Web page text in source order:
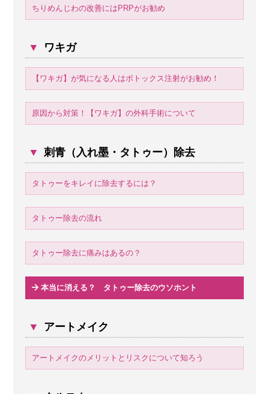
ちりめんじわの改善にはPRPがお勧め
▼ ワキガ
【ワキガ】が気になる人はボトックス注射がお勧め！
原因から対策！【ワキガ】の外科手術について
▼ 刺青（入れ墨・タトゥー）除去
タトゥーをキレイに除去するには？
タトゥー除去の流れ
タトゥー除去に痛みはあるの？
本当に消える？ タトゥー除去のウソホント
▼ アートメイク
アートメイクのメリットとリスクについて知ろう